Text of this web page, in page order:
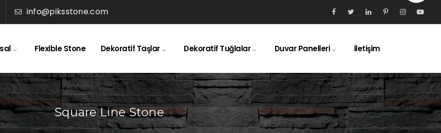
info@piksstone.com
Flexible Stone Dekoratif Taşlar Dekoratif Tuğlalar Duvar Panelleri İletişim
Square Line Stone